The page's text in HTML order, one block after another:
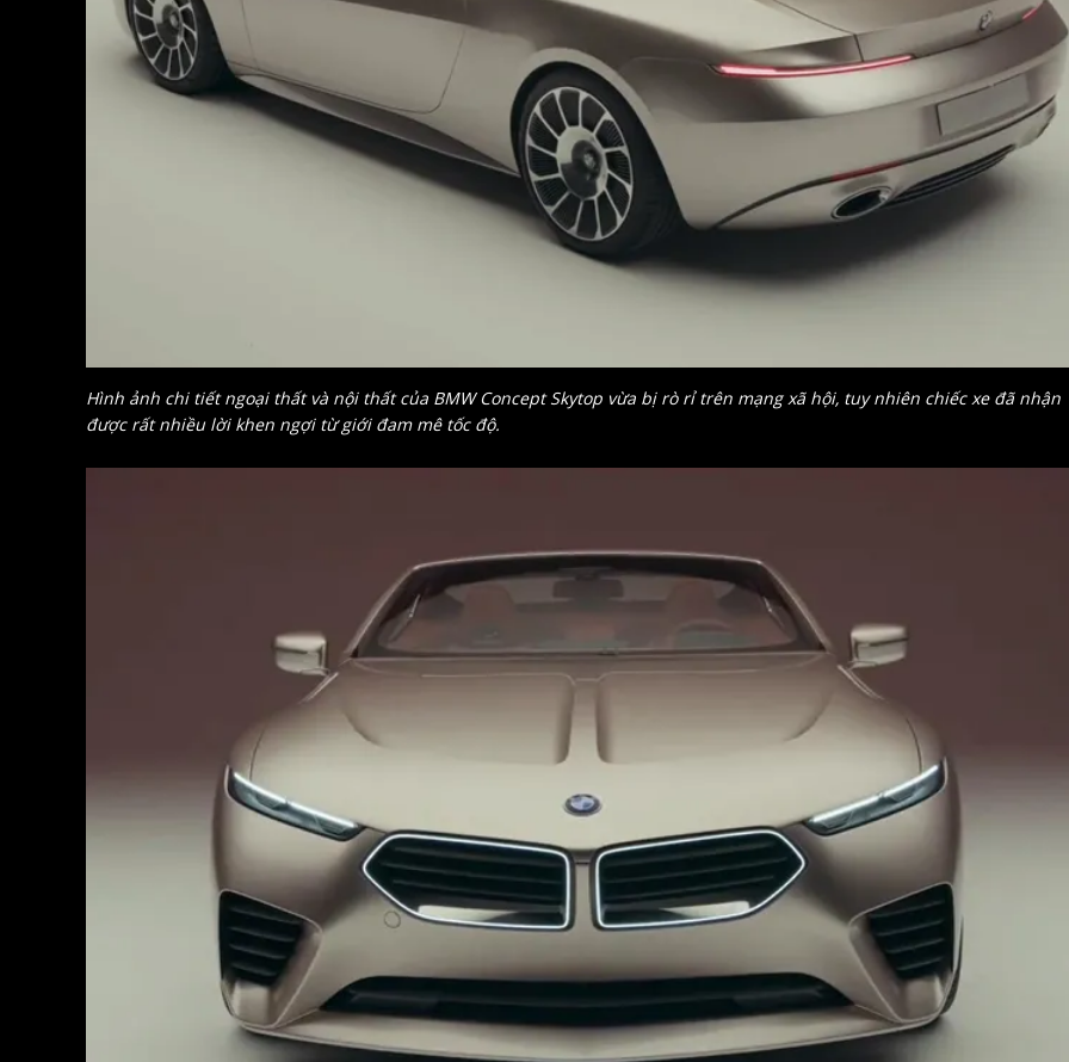
Hình ảnh chi tiết ngoại thất và nội thất của BMW Concept Skytop vừa bị rò rỉ trên mạng xã hội, tuy nhiên chiếc xe đã nhận
được rất nhiều lời khen ngợi từ giới đam mê tốc độ.